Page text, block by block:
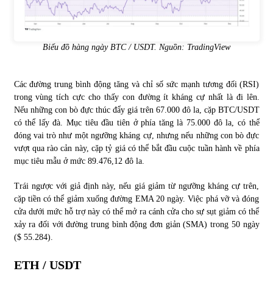
Biểu đồ hàng ngày BTC / USDT. Nguồn: TradingView
Các đường trung bình động tăng và chỉ số sức mạnh tương đối (RSI)
trong vùng tích cực cho thấy con đường ít kháng cự nhất là đi lên.
Nếu những con bò đực thúc đẩy giá trên 67.000 đô la, cặp BTC/USDT
có thể lấy đà. Mục tiêu đầu tiên ở phía tăng là 75.000 đô la, có thể
đóng vai trò như một ngưỡng kháng cự, nhưng nếu những con bò đực
vượt qua rào cản này, cặp tỷ giá có thể bắt đầu cuộc tuần hành về phía
mục tiêu mẫu ở mức 89.476,12 đô la.
Trái ngược với giả định này, nếu giá giảm từ ngưỡng kháng cự trên,
cặp tiền có thể giảm xuống đường EMA 20 ngày. Việc phá vỡ và đóng
cửa dưới mức hỗ trợ này có thể mở ra cánh cửa cho sự sụt giảm có thể
xảy ra đối với đường trung bình động đơn giản (SMA) trong 50 ngày
($ 55.284).
ETH / USDT